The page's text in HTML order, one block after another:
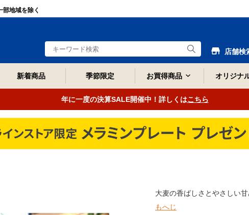
地域を除く
店舗検
新着商品 季節限定 お買得商品 オリジナ
年に一度の決算SALE開催中！詳しくはこちら
大麦の香ばしさとやさしい甘
もへじ